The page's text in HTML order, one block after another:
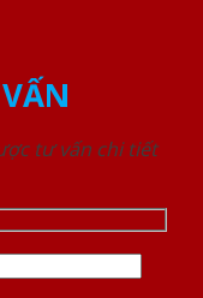
tư vấn chi tiết